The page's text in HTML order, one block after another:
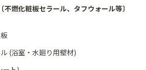
不燃化粧板セラール、タフウォール等〕
(浴室・水廻り用壁材)